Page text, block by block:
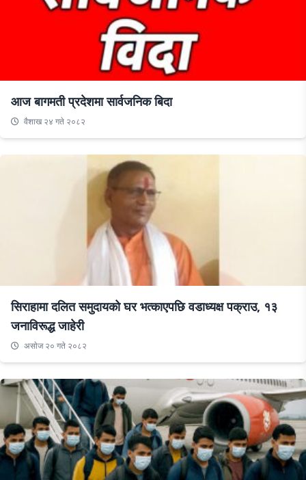
आज बागमती प्रदेशमा सार्वजनिक बिदा
वैशाख २४ गते २०८२
सिराहामा दलित समुदायको घर भत्काएपछि वडाध्यक्ष पक्राउ, १३
जनाविरूद्ध जाहेरी
असाेज २० गते २०८२